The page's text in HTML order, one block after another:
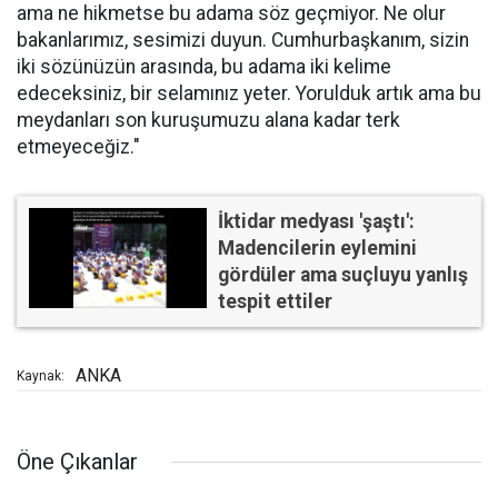
ama ne hikmetse bu adama söz geçmiyor. Ne olur
bakanlarımız, sesimizi duyun. Cumhurbaşkanım, sizin
iki sözünüzün arasında, bu adama iki kelime
edeceksiniz, bir selamınız yeter. Yorulduk artık ama bu
meydanları son kuruşumuzu alana kadar terk
etmeyeceğiz."
İktidar medyası 'şaştı':
Madencilerin eylemini
gördüler ama suçluyu yanlış
tespit ettiler
Kaynak: ANKA
Öne Çıkanlar